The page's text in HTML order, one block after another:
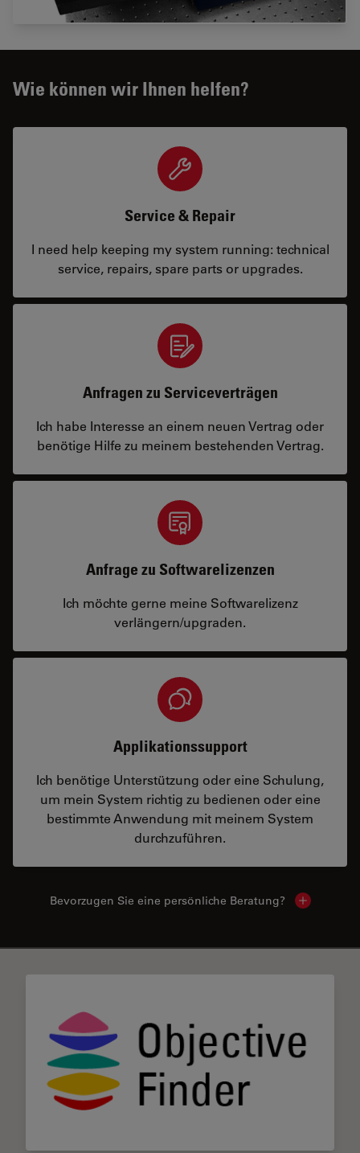
Wie können wir Ihnen helfen?
Service & Repair
I need help keeping my system running: technical
service, repairs, spare parts or upgrades.
Anfragen zu Serviceverträgen
Ich habe Interesse an einem neuen Vertrag oder
benötige Hilfe zu meinem bestehenden Vertrag.
Anfrage zu Softwarelizenzen
Ich möchte gerne meine Softwarelizenz
verlängern/upgraden.
Applikationssupport
Ich benötige Unterstützung oder eine Schulung,
um mein System richtig zu bedienen oder eine
bestimmte Anwendung mit meinem System
durchzuführen.
Bevorzugen Sie eine persönliche Beratung? Show